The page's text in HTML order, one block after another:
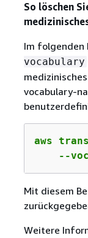
So löschen
Im folgenden
vocabulary
vocabulary-
aws
--
Mit diesem
Weitere